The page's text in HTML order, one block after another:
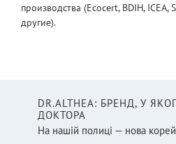
производства (Ecocert, BDIH, ICEA,
другие).
DR.ALTHEA: БРЕНД, У
ДОКТОРА
На нашій полиці — нова